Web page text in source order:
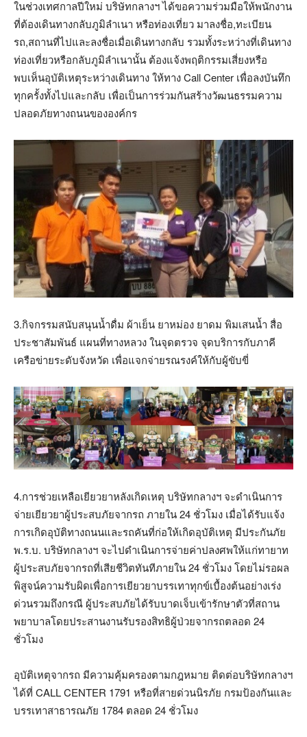
ในช่วงเทศกาลปีใหม่ บริษัทกลางฯ ได้ขอความร่วมมือให้พนักงาน
ที่ต้องเดินทางกลับภูมิลำเนา หรือท่องเที่ยว มาลงชื่อ,ทะเบียน
รถ,สถานที่ไปและลงชื่อเมื่อเดินทางกลับ รวมทั้งระหว่างที่เดินทาง
ท่องเที่ยวหรือกลับภูมิลำเนานั้น ต้องแจ้งพฤติกรรมเสี่ยงหรือ
พบเห็นอุบัติเหตุระหว่างเดินทาง ให้ทาง Call Center เพื่อลงบันทึก
ทุกครั้งทั้งไปและกลับ เพื่อเป็นการร่วมกันสร้างวัฒนธรรมความ
ปลอดภัยทางถนนขององค์กร
3.กิจกรรมสนับสนุนน้ำดื่ม ผ้าเย็น ยาหม่อง ยาดม พิมเสนน้ำ สื่อ
ประชาสัมพันธ์ แผนที่ทางหลวง ในจุดตรวจ จุดบริการกับภาคี
เครือข่ายระดับจังหวัด เพื่อแจกจ่ายรณรงค์ให้กับผู้ขับขี่
4.การช่วยเหลือเยียวยาหลังเกิดเหตุ บริษัทกลางฯ จะดำเนินการ
จ่ายเยียวยาผู้ประสบภัยจากรถ ภายใน 24 ชั่วโมง เมื่อได้รับแจ้ง
การเกิดอุบัติทางถนนและรถคันที่ก่อให้เกิดอุบัติเหตุ มีประกันภัย
พ.ร.บ. บริษัทกลางฯ จะไปดำเนินการจ่ายค่าปลงศพให้แก่ทายาท
ผู้ประสบภัยจากรถที่เสียชีวิตทันทีภายใน 24 ชั่วโมง โดยไม่รอผล
พิสูจน์ความรับผิดเพื่อการเยียวยาบรรเทาทุกข์เบื้องต้นอย่างเร่ง
ด่วนรวมถึงกรณี ผู้ประสบภัยได้รับบาดเจ็บเข้ารักษาตัวที่สถาน
พยาบาลโดยประสานงานรับรองสิทธิผู้ป่วยจากรถตลอด 24
ชั่วโมง
อุบัติเหตุจากรถ มีความคุ้มครองตามกฎหมาย ติดต่อบริษัทกลางฯ
ได้ที่ CALL CENTER 1791 หรือที่สายด่วนนิรภัย กรมป้องกันและ
บรรเทาสาธารณภัย 1784 ตลอด 24 ชั่วโมง